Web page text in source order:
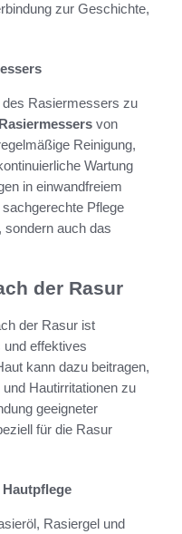
zur Geschichte,
des Rasiermessers zu
von
Reinigung,
Wartung
in einwandfreiem
Pflege
sondern auch das
der Rasur
der Rasur ist
und effektives
kann dazu beitragen,
Hautirritationen zu
geeigneter
für die Rasur
Rasiergel und